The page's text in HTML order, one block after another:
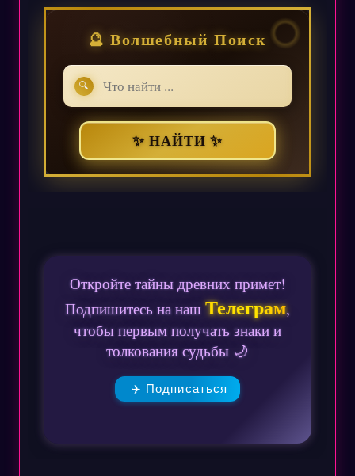
🔮 Волшебный Поиск
🔍
✨ НАЙТИ ✨
Откройте тайны древних примет!
Подпишитесь на нашТелеграм,
чтобы первым получать знаки и
толкования судьбы 🌙
✈️ Подписаться